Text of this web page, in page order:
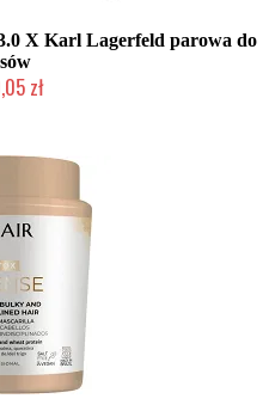
X Karl Lagerfeld parowa do
zł